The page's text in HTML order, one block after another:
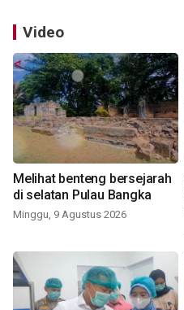
Video
Melihat benteng bersejarah
di selatan Pulau Bangka
Minggu, 9 Agustus 2026